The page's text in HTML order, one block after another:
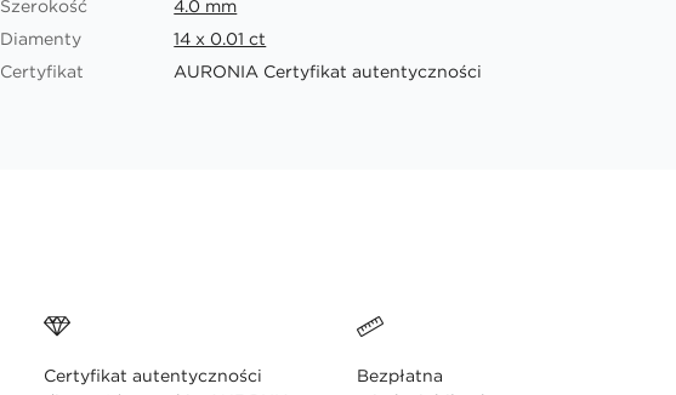
Szerokość
4.0 mm
Diamenty
14 x 0.01 ct
Certyfikat
AURONIA Certyfikat autentyczności
Certyfikat autentyczności
Bezpłatna